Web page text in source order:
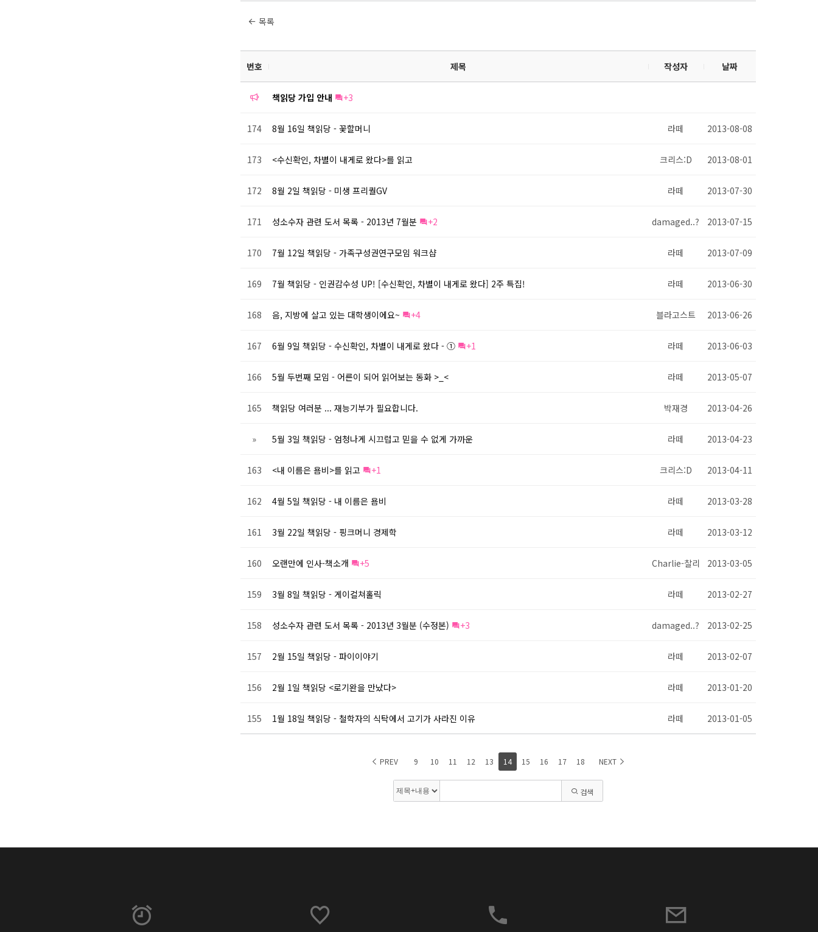
목록
번호 제목 작성자 날짜
책읽당 가입 안내 +3
174 8월 16일 책읽당 - 꽃할머니 라떼 2013-08-08
173 <수신확인, 차별이 내게로 왔다>를 읽고 크리스:D 2013-08-01
172 8월 2일 책읽당 - 미생 프리퀄GV 라떼 2013-07-30
171 성소수자 관련 도서 목록 - 2013년 7월분 +2 damaged..? 2013-07-15
170 7월 12일 책읽당 - 가족구성권연구모임 워크샵 라떼 2013-07-09
169 7월 책읽당 - 인권감수성 UP! [수신확인, 차별이 내게로 왔다] 2주 특집! 라떼 2013-06-30
168 음, 지방에 살고 있는 대학생이에요~ +4 블라고스트 2013-06-26
167 6월 9일 책읽당 - 수신확인, 차별이 내게로 왔다 - ① +1 라떼 2013-06-03
166 5월 두번째 모임 - 어른이 되어 읽어보는 동화 >_< 라떼 2013-05-07
165 책읽당 여러분 ... 재능기부가 필요합니다. 박재경 2013-04-26
» 5월 3일 책읽당 - 엄청나게 시끄럽고 믿을 수 없게 가까운 라떼 2013-04-23
163 <내 이름은 욤비>를 읽고 +1 크리스:D 2013-04-11
162 4월 5일 책읽당 - 내 이름은 욤비 라떼 2013-03-28
161 3월 22일 책읽당 - 핑크머니 경제학 라떼 2013-03-12
160 오랜만에 인사-책소개 +5 Charlie-찰리 2013-03-05
159 3월 8일 책읽당 - 게이컬쳐홀릭 라떼 2013-02-27
158 성소수자 관련 도서 목록 - 2013년 3월분 (수정본) +3 damaged..? 2013-02-25
157 2월 15일 책읽당 - 파이이야기 라떼 2013-02-07
156 2월 1일 책읽당 <로기완을 만났다> 라떼 2013-01-20
155 1월 18일 책읽당 - 철학자의 식탁에서 고기가 사라진 이유 라떼 2013-01-05
PREV 9 10 11 12 13 14 15 16 17 18 NEXT
검색